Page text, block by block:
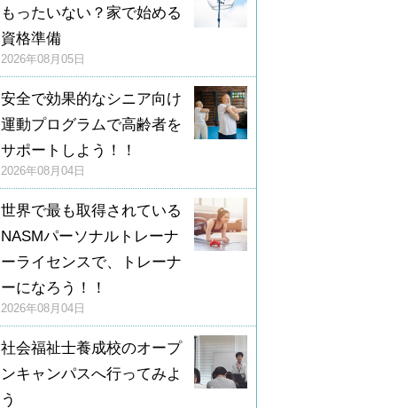
もったいない？家で始める
資格準備
2026年08月05日
安全で効果的なシニア向け
運動プログラムで高齢者を
サポートしよう！！
2026年08月04日
世界で最も取得されている
NASMパーソナルトレーナ
ーライセンスで、トレーナ
ーになろう！！
2026年08月04日
社会福祉士養成校のオープ
ンキャンパスへ行ってみよ
う